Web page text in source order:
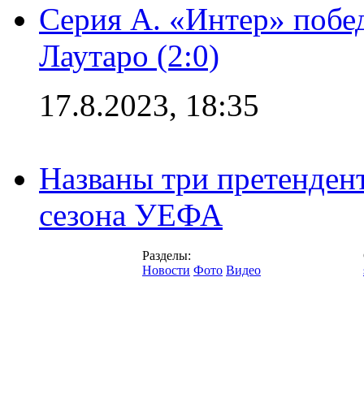
Серия А. «Интер»
Лаутаро (2:0)
17.8.2023, 18:35
Названы три
сезона УЕФА
Разделы:
Новости Фото Видео